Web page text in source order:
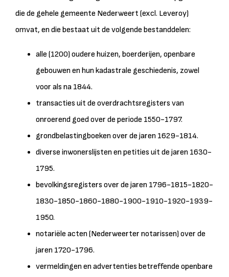
die de gehele gemeente Nederweert (excl. Leveroy)
omvat, en die bestaat uit de volgende bestanddelen:
alle (1200) oudere huizen, boerderijen, openbare
gebouwen en hun kadastrale geschiedenis, zowel
voor als na 1844.
transacties uit de overdrachtsregisters van
onroerend goed over de periode 1550-1797.
grondbelastingboeken over de jaren 1629-1814.
diverse inwonerslijsten en petities uit de jaren 1630-
1795.
bevolkingsregisters over de jaren 1796-1815-1820-
1830-1850-1860-1880-1900-1910-1920-1939-
1950.
notariële acten (Nederweerter notarissen) over de
jaren 1720-1796.
vermeldingen en advertenties betreffende openbare